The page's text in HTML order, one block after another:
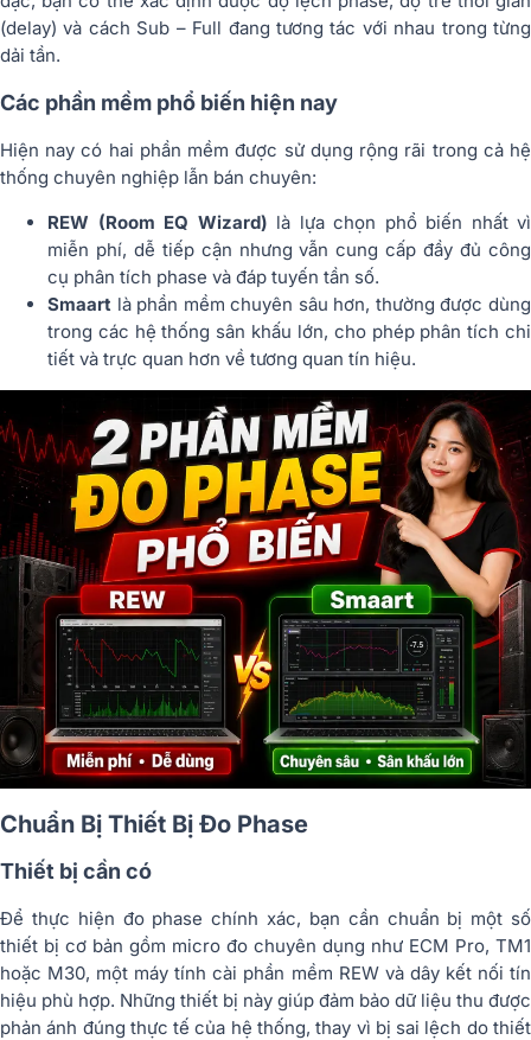
(delay) và cách Sub – Full đang tương tác với nhau trong từng
dải tần.
Các phần mềm phổ biến hiện nay
Hiện nay có hai phần mềm được sử dụng rộng rãi trong cả hệ
thống chuyên nghiệp lẫn bán chuyên:
REW (Room EQ Wizard) là lựa chọn phổ biến nhất vì
miễn phí, dễ tiếp cận nhưng vẫn cung cấp đầy đủ công
cụ phân tích phase và đáp tuyến tần số.
Smaart là phần mềm chuyên sâu hơn, thường được dùng
trong các hệ thống sân khấu lớn, cho phép phân tích chi
tiết và trực quan hơn về tương quan tín hiệu.
Chuẩn Bị Thiết Bị Đo Phase
Thiết bị cần có
Để thực hiện đo phase chính xác, bạn cần chuẩn bị một số
thiết bị cơ bản gồm micro đo chuyên dụng như ECM Pro, TM1
hoặc M30, một máy tính cài phần mềm REW và dây kết nối tín
hiệu phù hợp. Những thiết bị này giúp đảm bảo dữ liệu thu được
phản ánh đúng thực tế của hệ thống, thay vì bị sai lệch do thiết